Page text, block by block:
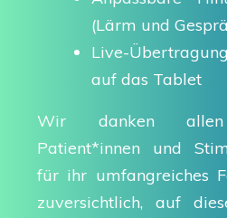
(Lärm und
Live-
auf das Tablet
Wir danken allen
Patient*innen und
für ihr umfangreiches
zuversichtlich, auf